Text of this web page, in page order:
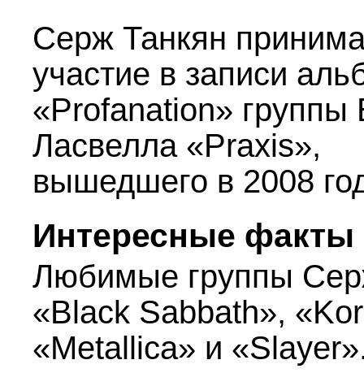
Серж Танкян
участие в записи
«Profanation» группы
Ласвелла «Praxis»,
вышедшего в 2008
Интересные факты
Любимые группы
«Black Sabbath»,
«Metallica» и